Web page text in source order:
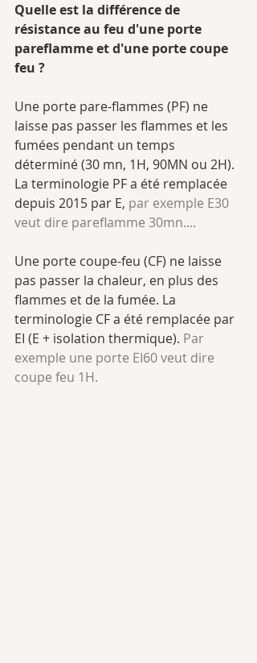
Quelle est la différence de
résistance au feu d'une porte
pareflamme et d'une porte coupe
feu ?
Une porte pare-flammes (PF) ne
laisse pas passer les flammes et les
fumées pendant un temps
déterminé (30 mn, 1H, 90MN ou 2H).
La terminologie PF a été remplacée
depuis 2015 par E, par exemple E30
veut dire pareflamme 30mn....
Une porte coupe-feu (CF) ne laisse
pas passer la chaleur, en plus des
flammes et de la fumée. La
terminologie CF a été remplacée par
EI (E + isolation thermique). Par
exemple une porte EI60 veut dire
coupe feu 1H.